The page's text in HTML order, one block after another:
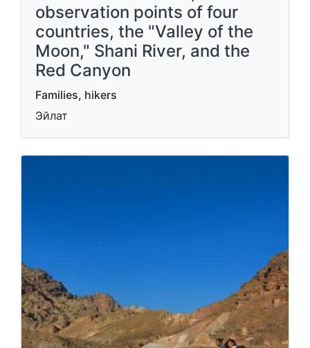
observation points of four
countries, the "Valley of the
Moon," Shani River, and the
Red Canyon
Families, hikers
Эйлат